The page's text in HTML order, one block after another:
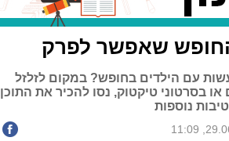
עם הילדים בחופש? במקום לזלזל
בסרטוני טיקטוק, נסו להכיר את התוכן
נוספות